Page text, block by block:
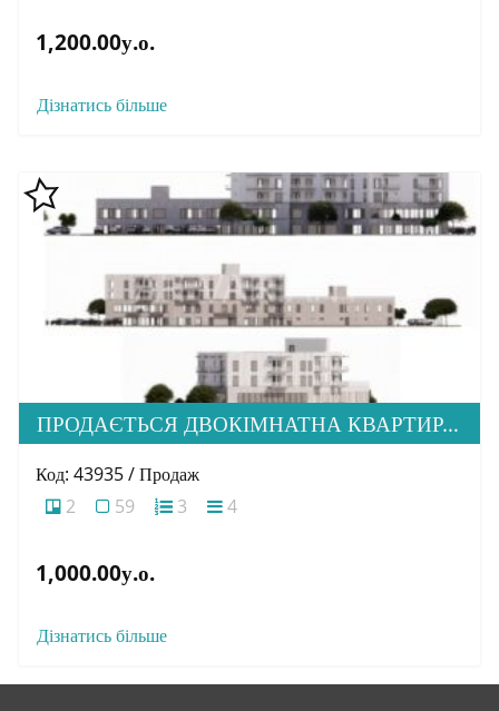
1,200.00у.о.
Дізнатись більше
ПРОДАЄТЬСЯ ДВОКІМНАТНА КВАРТИРА ПО ВУЛ. Б. ХМЕЛЬНИЦЬКОГО
Код: 43935 / Продаж
2
59 3 4
1,000.00у.о.
Дізнатись більше